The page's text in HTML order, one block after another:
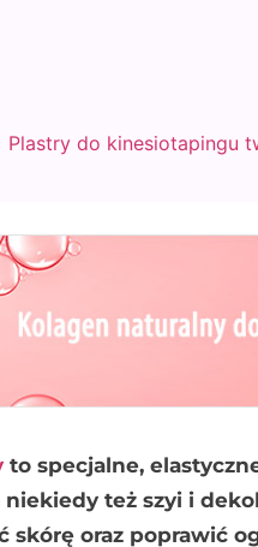
Plastry do kinesiotapingu
to specjalne,
niekiedy też szyi i
skórę oraz poprawić